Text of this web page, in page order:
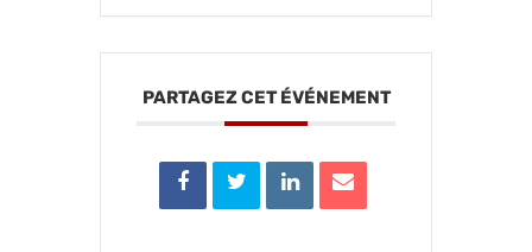
PARTAGEZ CET ÉVÉNEMENT